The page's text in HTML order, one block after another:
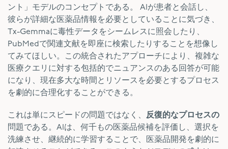
ント」モデルのコンセプトである。 AIが患者と会話し、
彼らが詳細な医薬品情報を必要としていることに気づき、
Tx-Gemmaに毒性データをシームレスに照会したり、
PubMedで関連文献を即座に検索したりすることを想像し
てみてほしい。この統合されたアプローチにより、複雑な
医療クエリに対する包括的でニュアンスのある回答が可能
になり、現在多大な時間とリソースを必要とするプロセス
を劇的に合理化することができる。
これは単にスピードの問題ではなく、 反復的なプロセスの
問題である。AIは、何千もの医薬品候補を評価し、選択を
洗練させ、継続的に学習することで、医薬品開発を劇的に